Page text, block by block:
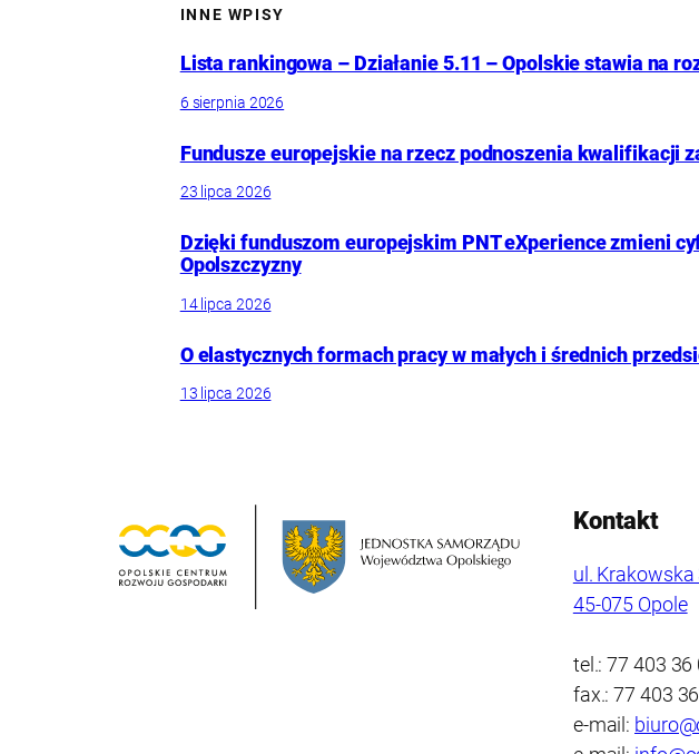
INNE WPISY
Lista rankingowa – Działanie 5.11 – Opolskie stawia na
6 sierpnia 2026
Fundusze europejskie na rzecz podnoszenia kwalifikacji
23 lipca 2026
Dzięki funduszom europejskim PNT eXperience zmieni
Opolszczyzny
14 lipca 2026
O elastycznych formach pracy w małych i średnich
13 lipca 2026
Kontakt
ul. Krakowska
45-075 Opole
tel.: 77 403 36
fax.: 77 403
e-mail: